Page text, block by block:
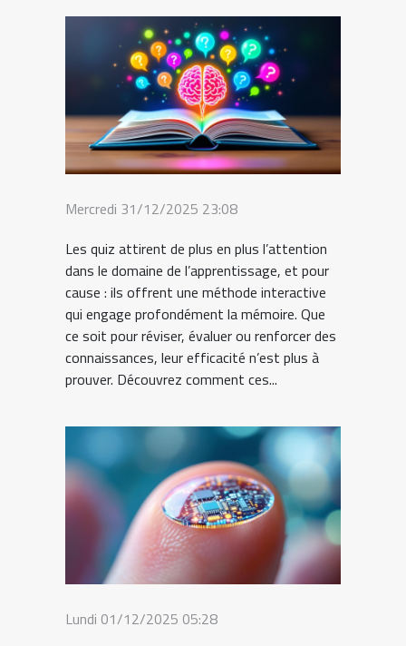
Mercredi 31/12/2025 23:08
Les quiz attirent de plus en plus l’attention
dans le domaine de l’apprentissage, et pour
cause : ils offrent une méthode interactive
qui engage profondément la mémoire. Que
ce soit pour réviser, évaluer ou renforcer des
connaissances, leur efficacité n’est plus à
prouver. Découvrez comment ces...
Lundi 01/12/2025 05:28